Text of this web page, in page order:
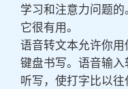
学习和注意力问题
它很有用。
语音转文本允许你
键盘书写。语音输
听写，使打字比以往